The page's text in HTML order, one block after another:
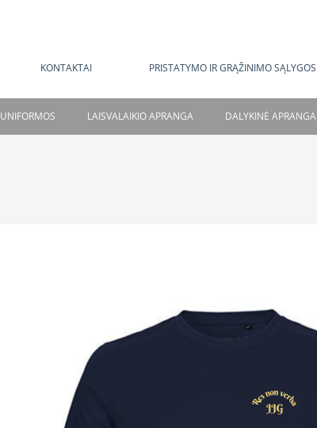
KONTAKTAI PRISTATYMO IR GRĄŽINIMO SĄLYGOS
UNIFORMOS LAISVALAIKIO APRANGA DALYKINĖ APRANGA